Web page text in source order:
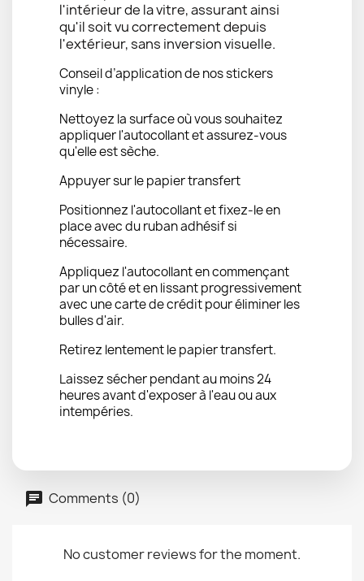
l'intérieur de la vitre, assurant ainsi
qu'il soit vu correctement depuis
l'extérieur, sans inversion visuelle.
Conseil d’application de nos stickers
vinyle :
Nettoyez la surface où vous souhaitez
appliquer l'autocollant et assurez-vous
qu'elle est sèche.
Appuyer sur le papier transfert
Positionnez l'autocollant et fixez-le en
place avec du ruban adhésif si
nécessaire.
Appliquez l'autocollant en commençant
par un côté et en lissant progressivement
avec une carte de crédit pour éliminer les
bulles d'air.
Retirez lentement le papier transfert.
Laissez sécher pendant au moins 24
heures avant d'exposer à l'eau ou aux
intempéries.
Comments (0)
No customer reviews for the moment.